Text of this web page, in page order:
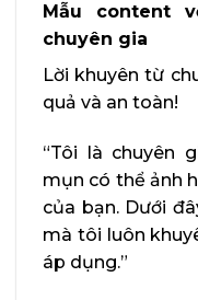
Mẫu content
chuyên gia
Lời khuyên từ
quả và an toàn!
“Tôi là chuyên
mụn có thể ảnh
của bạn. Dưới
mà tôi luôn
áp dụng.”